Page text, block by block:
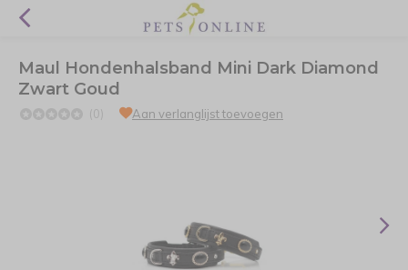
Maul Hondenhalsband Mini Dark Diamond
Zwart Goud
(0) Aan verlanglijst toevoegen